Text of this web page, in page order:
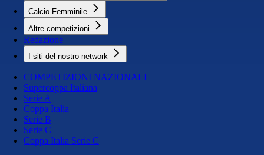
Calcio Femminile
Altre competizioni
Redazione
I siti del nostro network
COMPETIZIONI NAZIONALI
Supercoppa Italiana
Serie A
Coppa Italia
Serie B
Serie C
Coppa Italia Serie C